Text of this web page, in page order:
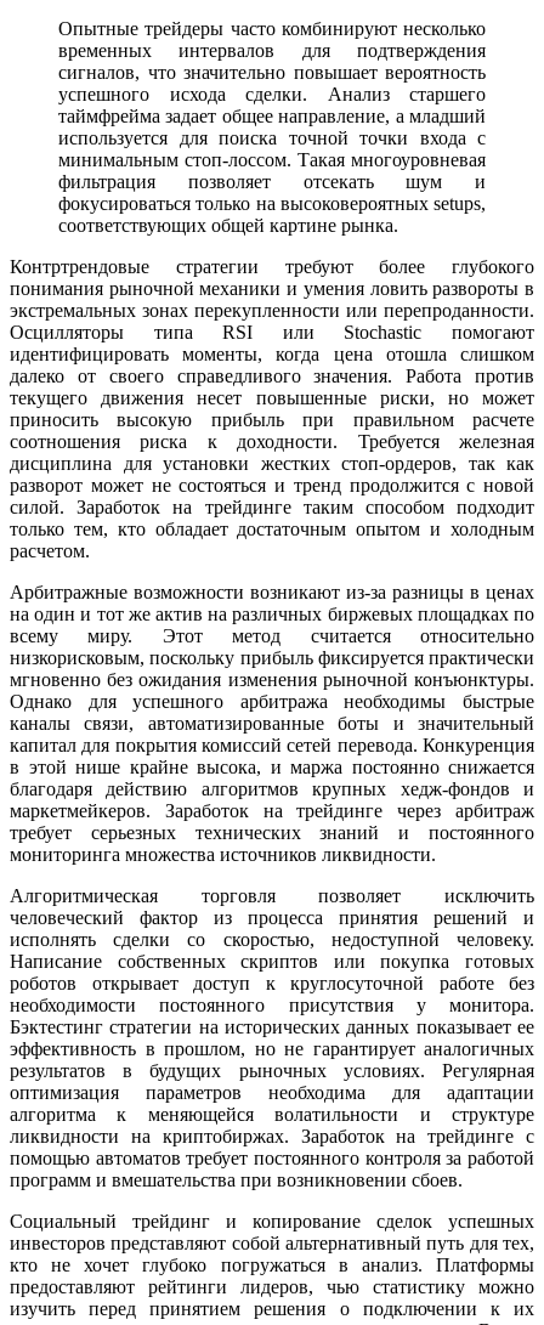
Опытные трейдеры часто комбинируют несколько
временных интервалов для подтверждения
сигналов, что значительно повышает вероятность
успешного исхода сделки. Анализ старшего
таймфрейма задает общее направление, а младший
используется для поиска точной точки входа с
минимальным стоп-лоссом. Такая многоуровневая
фильтрация позволяет отсекать шум и
фокусироваться только на высоковероятных setups,
соответствующих общей картине рынка.
Контртрендовые стратегии требуют более глубокого
понимания рыночной механики и умения ловить развороты в
экстремальных зонах перекупленности или перепроданности.
Осцилляторы типа RSI или Stochastic помогают
идентифицировать моменты, когда цена отошла слишком
далеко от своего справедливого значения. Работа против
текущего движения несет повышенные риски, но может
приносить высокую прибыль при правильном расчете
соотношения риска к доходности. Требуется железная
дисциплина для установки жестких стоп-ордеров, так как
разворот может не состояться и тренд продолжится с новой
силой. Заработок на трейдинге таким способом подходит
только тем, кто обладает достаточным опытом и холодным
расчетом.
Арбитражные возможности возникают из-за разницы в ценах
на один и тот же актив на различных биржевых площадках по
всему миру. Этот метод считается относительно
низкорисковым, поскольку прибыль фиксируется практически
мгновенно без ожидания изменения рыночной конъюнктуры.
Однако для успешного арбитража необходимы быстрые
каналы связи, автоматизированные боты и значительный
капитал для покрытия комиссий сетей перевода. Конкуренция
в этой нише крайне высока, и маржа постоянно снижается
благодаря действию алгоритмов крупных хедж-фондов и
маркетмейкеров. Заработок на трейдинге через арбитраж
требует серьезных технических знаний и постоянного
мониторинга множества источников ликвидности.
Алгоритмическая торговля позволяет исключить
человеческий фактор из процесса принятия решений и
исполнять сделки со скоростью, недоступной человеку.
Написание собственных скриптов или покупка готовых
роботов открывает доступ к круглосуточной работе без
необходимости постоянного присутствия у монитора.
Бэктестинг стратегии на исторических данных показывает ее
эффективность в прошлом, но не гарантирует аналогичных
результатов в будущих рыночных условиях. Регулярная
оптимизация параметров необходима для адаптации
алгоритма к меняющейся волатильности и структуре
ликвидности на криптобиржах. Заработок на трейдинге с
помощью автоматов требует постоянного контроля за работой
программ и вмешательства при возникновении сбоев.
Социальный трейдинг и копирование сделок успешных
инвесторов представляют собой альтернативный путь для тех,
кто не хочет глубоко погружаться в анализ. Платформы
предоставляют рейтинги лидеров, чью статистику можно
изучить перед принятием решения о подключении к их